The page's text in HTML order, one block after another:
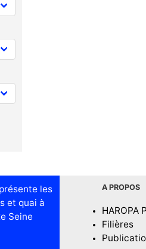
les
et quai à
Seine
A PROPOS
HAROPA
Filières